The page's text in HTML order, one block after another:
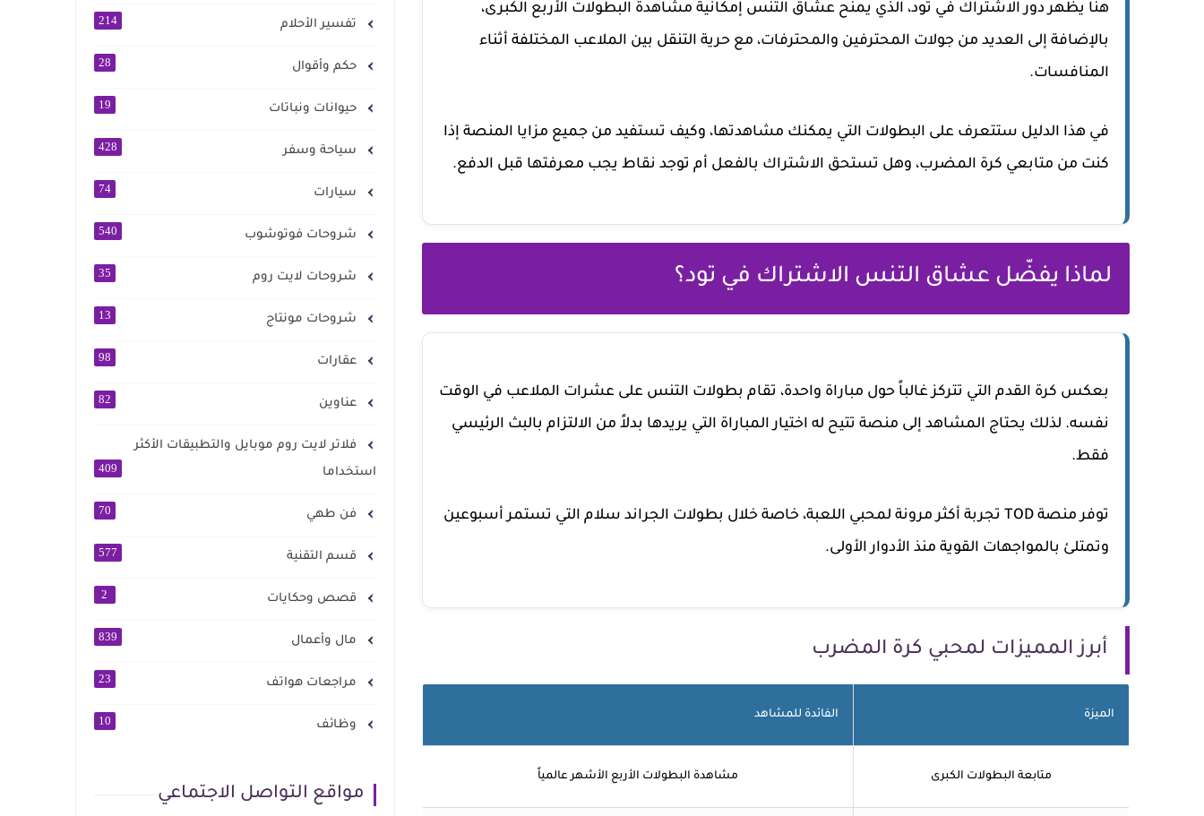
هنا يظهر دورالاشتراك في تود، الذي يمنح عشاق التنس إمكانية مشاهدة البطولات الأربع الكبرى،
بالإضافة إلى العديد من جولات المحترفين والمحترفات، مع حرية التنقل بين الملاعب المختلفة أثناء
المنافسات.
في هذا الدليل ستتعرف على البطولات التي يمكنك مشاهدتها، وكيف تستفيد من جميع مزايا المنصة إذا
كنت من متابعي كرة المضرب، وهل تستحق الاشتراك بالفعل أم توجد نقاط يجب معرفتها قبل الدفع.
لماذا يفضّل عشاق التنس الاشتراك في تود؟
بعكس كرة القدم التي تتركز غالباً حول مباراة واحدة، تقام بطولات التنس على عشرات الملاعب في الوقت
نفسه. لذلك يحتاج المشاهد إلى منصة تتيح له اختيار المباراة التي يريدها بدلاً من الالتزام بالبث الرئيسي
فقط.
توفر منصة TOD تجربة أكثر مرونة لمحبي اللعبة، خاصة خلال بطولات الجراند سلام التي تستمر أسبوعين
وتمتلئ بالمواجهات القوية منذ الأدوار الأولى.
أبرز المميزات لمحبي كرة المضرب
الميزة الفائدة للمشاهد
متابعة البطولات الكبرى مشاهدة البطولات الأربع الأشهر عالمياً
تفسير الأحلام 214
حكم وأقوال 28
حيوانات ونباتات 19
سياحة وسفر 428
سيارات 74
شروحات فوتوشوب 540
شروحات لايت روم 35
شروحات مونتاج 13
عقارات 98
عناوين 82
فلاتر لايت روم موبايل والتطبيقات الأكثر
استخداما
409
فن طهي 70
قسم التقنية 577
قصص وحكايات 2
مال وأعمال 839
مراجعات هواتف 23
وظائف 10
مواقع التواصل الاجتماعي